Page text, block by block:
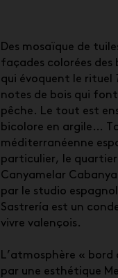
Des mosaïque de
façades colorées des
qui évoquent le rituel
notes de bois qui
pêche. Le tout est
bicolore en argile…
méditerranéenne
particulier, le
Canyamelar
par le studio espagnol
Sastrería est un
vivre valençois.
L’atmosphère «
par une esthétique